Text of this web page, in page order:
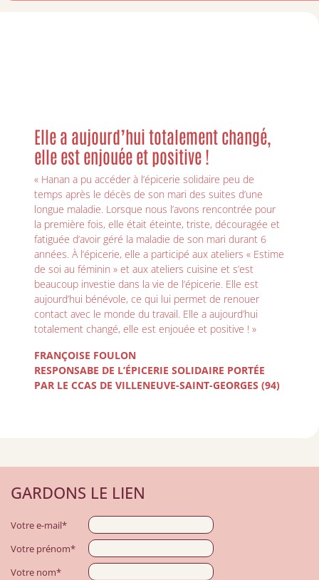
Elle a aujourd’hui totalement changé,
elle est enjouée et positive !
« Hanan a pu accéder à l’épicerie solidaire peu de
temps après le décès de son mari des suites d’une
longue maladie. Lorsque nous l’avons rencontrée pour
la première fois, elle était éteinte, triste, découragée et
fatiguée d’avoir géré la maladie de son mari durant 6
années. À l’épicerie, elle a participé aux ateliers « Estime
de soi au féminin » et aux ateliers cuisine et s’est
beaucoup investie dans la vie de l’épicerie. Elle est
aujourd’hui bénévole, ce qui lui permet de renouer
contact avec le monde du travail. Elle a aujourd’hui
totalement changé, elle est enjouée et positive ! »
FRANÇOISE FOULON
RESPONSABE DE L’ÉPICERIE SOLIDAIRE PORTÉE
PAR LE CCAS DE VILLENEUVE-SAINT-GEORGES (94)
GARDONS LE LIEN
Votre e-mail*
Votre prénom*
Votre nom*